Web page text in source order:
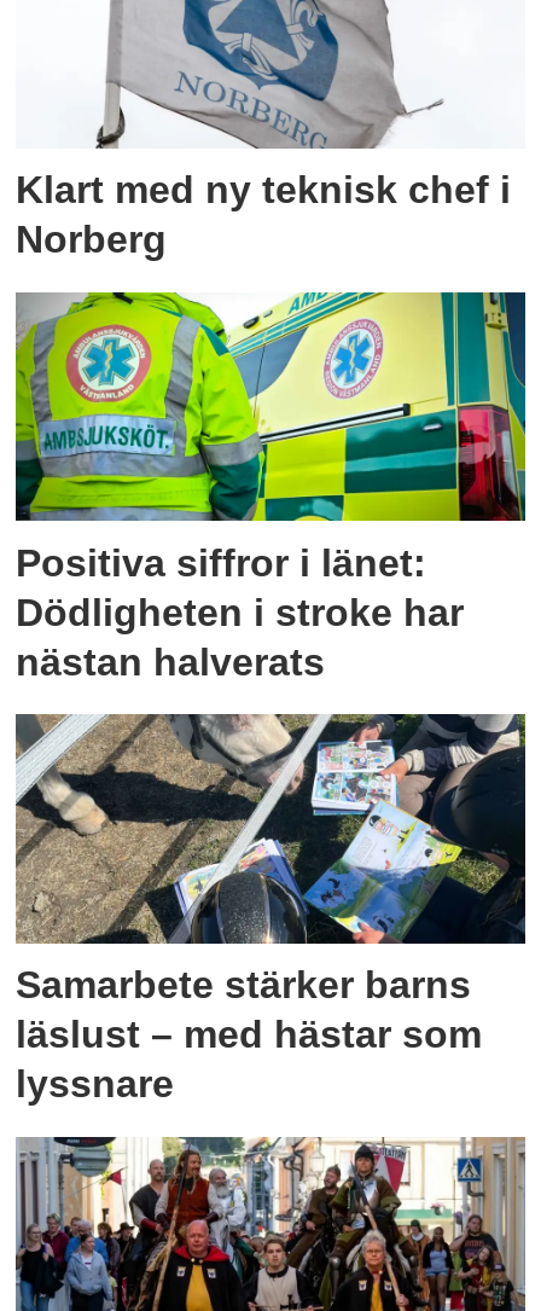
Klart med ny teknisk chef i
Norberg
Positiva siffror i länet:
Dödligheten i stroke har
nästan halverats
Samarbete stärker barns
läslust – med hästar som
lyssnare